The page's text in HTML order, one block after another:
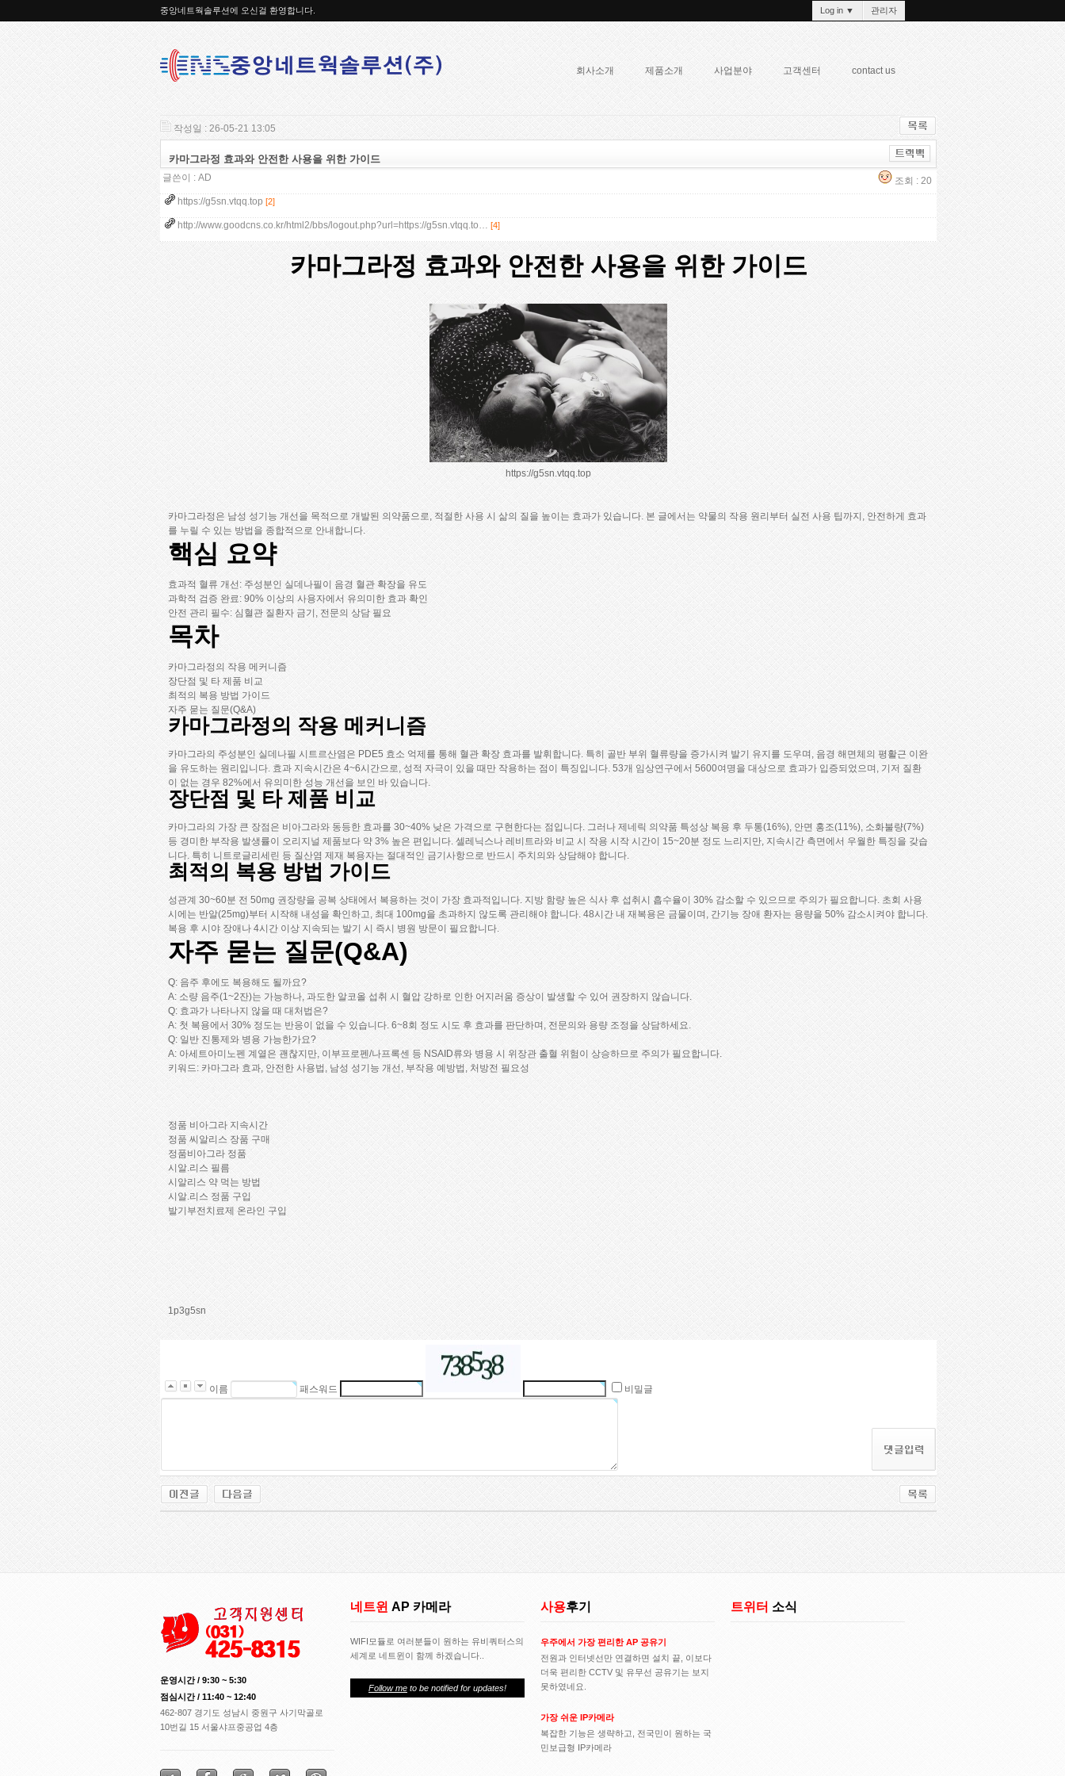
중앙네트웍솔루션에 오신걸 환영합니다. Log in ▼ 관리자
회사소개 제품소개 사업분야 고객센터 contact us
작성일 : 26-05-21 13:05
카마그라정 효과와 안전한 사용을 위한 가이드
글쓴이 : AD
조회 : 20
https://g5sn.vtqq.top [2]
http://www.goodcns.co.kr/html2/bbs/logout.php?url=https://g5sn.vtqq.to… [4]
카마그라정 효과와 안전한 사용을 위한 가이드
https://g5sn.vtqq.top
카마그라정은 남성 성기능 개선을 목적으로 개발된 의약품으로, 적절한 사용 시 삶의 질을 높이는 효과가 있습니다. 본 글에서는 약물의 작용 원리부터 실전 사용 팁까지, 안전하게 효과
를 누릴 수 있는 방법을 종합적으로 안내합니다.
핵심 요약
효과적 혈류 개선: 주성분인 실데나필이 음경 혈관 확장을 유도
과학적 검증 완료: 90% 이상의 사용자에서 유의미한 효과 확인
안전 관리 필수: 심혈관 질환자 금기, 전문의 상담 필요
목차
카마그라정의 작용 메커니즘
장단점 및 타 제품 비교
최적의 복용 방법 가이드
자주 묻는 질문(Q&A)
카마그라정의 작용 메커니즘
카마그라의 주성분인 실데나필 시트르산염은 PDE5 효소 억제를 통해 혈관 확장 효과를 발휘합니다. 특히 골반 부위 혈류량을 증가시켜 발기 유지를 도우며, 음경 해면체의 평활근 이완
을 유도하는 원리입니다. 효과 지속시간은 4~6시간으로, 성적 자극이 있을 때만 작용하는 점이 특징입니다. 53개 임상연구에서 5600여명을 대상으로 효과가 입증되었으며, 기저 질환
이 없는 경우 82%에서 유의미한 성능 개선을 보인 바 있습니다.
장단점 및 타 제품 비교
카마그라의 가장 큰 장점은 비아그라와 동등한 효과를 30~40% 낮은 가격으로 구현한다는 점입니다. 그러나 제네릭 의약품 특성상 복용 후 두통(16%), 안면 홍조(11%), 소화불량(7%)
등 경미한 부작용 발생률이 오리지널 제품보다 약 3% 높은 편입니다. 셀레닉스나 레비트라와 비교 시 작용 시작 시간이 15~20분 정도 느리지만, 지속시간 측면에서 우월한 특징을 갖습
니다. 특히 니트로글리세린 등 질산염 제재 복용자는 절대적인 금기사항으로 반드시 주치의와 상담해야 합니다.
최적의 복용 방법 가이드
성관계 30~60분 전 50mg 권장량을 공복 상태에서 복용하는 것이 가장 효과적입니다. 지방 함량 높은 식사 후 섭취시 흡수율이 30% 감소할 수 있으므로 주의가 필요합니다. 초회 사용
시에는 반알(25mg)부터 시작해 내성을 확인하고, 최대 100mg을 초과하지 않도록 관리해야 합니다. 48시간 내 재복용은 금물이며, 간기능 장애 환자는 용량을 50% 감소시켜야 합니다.
복용 후 시야 장애나 4시간 이상 지속되는 발기 시 즉시 병원 방문이 필요합니다.
자주 묻는 질문(Q&A)
Q: 음주 후에도 복용해도 될까요?
A: 소량 음주(1~2잔)는 가능하나, 과도한 알코올 섭취 시 혈압 강하로 인한 어지러움 증상이 발생할 수 있어 권장하지 않습니다.
Q: 효과가 나타나지 않을 때 대처법은?
A: 첫 복용에서 30% 정도는 반응이 없을 수 있습니다. 6~8회 정도 시도 후 효과를 판단하며, 전문의와 용량 조정을 상담하세요.
Q: 일반 진통제와 병용 가능한가요?
A: 아세트아미노펜 계열은 괜찮지만, 이부프로펜/나프록센 등 NSAID류와 병용 시 위장관 출혈 위험이 상승하므로 주의가 필요합니다.
키워드: 카마그라 효과, 안전한 사용법, 남성 성기능 개선, 부작용 예방법, 처방전 필요성
정품 비아그라 지속시간
정품 씨알리스 장품 구매
정품비아그라 정품
시알.리스 필름
시알리스 약 먹는 방법
시알.리스 정품 구입
발기부전치료제 온라인 구입
1p3g5sn
이름 패스워드 비밀글
운영시간 / 9:30 ~ 5:30
점심시간 / 11:40 ~ 12:40
462-807 경기도 성남시 중원구 사기막골로
10번길 15 서울샤프중공업 4층
네트윈 AP 카메라
WIFI모듈로 여러분들이 원하는 유비쿼터스의
세계로 네트윈이 함께 하겠습니다..
Follow me to be notified for updates!
사용후기
우주에서 가장 편리한 AP 공유기
전원과 인터넷선만 연결하면 설치 끝, 이보다
더욱 편리한 CCTV 및 유무선 공유기는 보지
못하였네요.
가장 쉬운 IP카메라
복잡한 기능은 생략하고, 전국민이 원하는 국
민보급형 IP카메라
트위터 소식